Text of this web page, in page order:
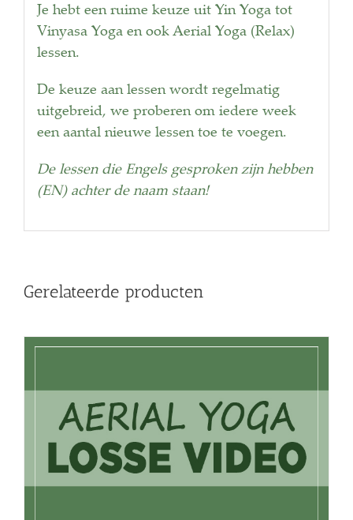
Je hebt een ruime keuze uit Yin Yoga tot
Vinyasa Yoga en ook Aerial Yoga (Relax)
lessen.
De keuze aan lessen wordt regelmatig
uitgebreid, we proberen om iedere week
een aantal nieuwe lessen toe te voegen.
De lessen die Engels gesproken zijn hebben
(EN) achter de naam staan!
Gerelateerde producten